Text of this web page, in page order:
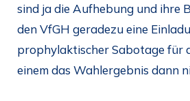
sind ja die Aufhebung und ihre
den VfGH geradezu eine
prophylaktischer Sabotage für
einem das Wahlergebnis dann